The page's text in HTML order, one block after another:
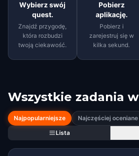
Wybierz swój
quest.
Znajdź przygodę,
która rozbudzi
twoją ciekawość.
Pobierz
aplikację.
Pobierz i
zarejestruj się w
kilka sekund.
Wszystkie zadania w
Najpopularniejsze Najczęściej oceniane
Lista